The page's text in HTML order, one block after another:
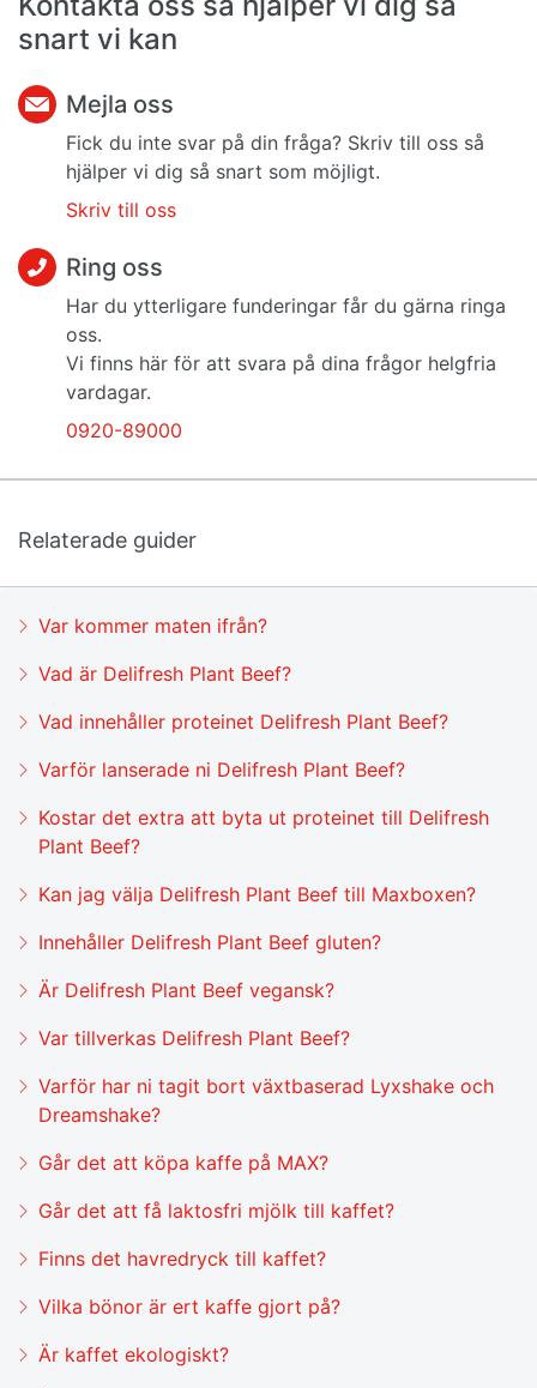
snart vi kan
Mejla oss
Fick du inte svar på din fråga? Skriv till oss så
hjälper vi dig så snart som möjligt.
Skriv till oss
Ring oss
Har du ytterligare funderingar får du gärna ringa
oss.
Vi finns här för att svara på dina frågor helgfria
vardagar.
0920-89000
Relaterade guider
Var kommer maten ifrån?
Vad är Delifresh Plant Beef?
Vad innehåller proteinet Delifresh Plant Beef?
Varför lanserade ni Delifresh Plant Beef?
Kostar det extra att byta ut proteinet till Delifresh
Plant Beef?
Kan jag välja Delifresh Plant Beef till Maxboxen?
Innehåller Delifresh Plant Beef gluten?
Är Delifresh Plant Beef vegansk?
Var tillverkas Delifresh Plant Beef?
Varför har ni tagit bort växtbaserad Lyxshake och
Dreamshake?
Går det att köpa kaffe på MAX?
Går det att få laktosfri mjölk till kaffet?
Finns det havredryck till kaffet?
Vilka bönor är ert kaffe gjort på?
Är kaffet ekologiskt?